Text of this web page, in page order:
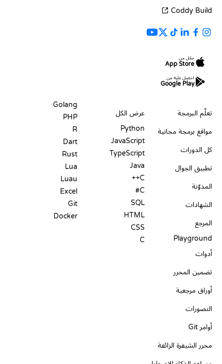
Coddy Build
حمّل من
App Store
احصل عليه من
Google Play
تعلّم البرمجة
مواقع برمجة مجانية
كل الدورات
تطبيق الجوال
المدوّنة
الشهادات
المرجع
Playground
أدوات
تضمين المحرر
أوراق مرجعية
التصورات
أوامر Git
محرر الشيفرة الزائفة
عرض الكل
Python
JavaScript
TypeScript
Java
C++
C#
SQL
HTML
CSS
C
Golang
PHP
R
Dart
Rust
Lua
Luau
Excel
Git
Docker